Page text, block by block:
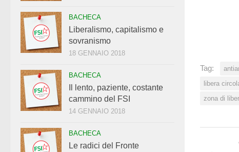
Tag:
libera
zona di
BACHECA
Liberalismo, capitalismo e
sovranismo
18 GENNAIO 2018
BACHECA
Il lento, paziente, costante
cammino del FSI
14 GENNAIO 2018
BACHECA
Le radici del Fronte